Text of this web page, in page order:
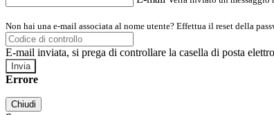
Non hai una e-mail associata al nome utente? Effettua il reset della
E-mail inviata, si prega di controllare la casella di posta
Errore
Chiudi